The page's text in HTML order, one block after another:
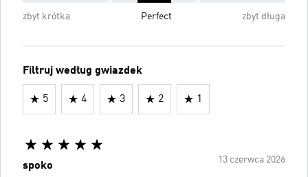
zbyt krótka Perfect zbyt długa
Filtruj według gwiazdek
5 4 3 2 1
13 czerwca 2026
spoko